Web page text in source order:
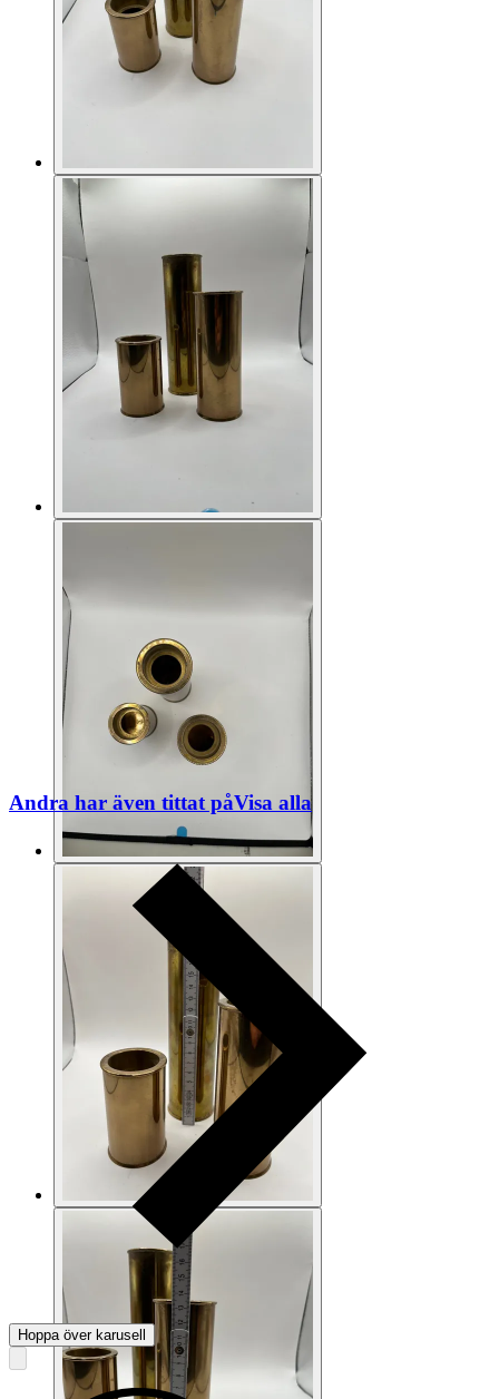
Andra har även tittat påVisa alla
Hoppa över karusell